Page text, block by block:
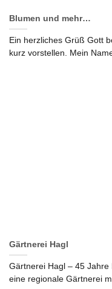
Blumen und mehr…
Ein herzliches Grüß Gott
kurz vorstellen. Mein
Gärtnerei Hagl
Gärtnerei Hagl – 45
eine regionale Gärtnerei